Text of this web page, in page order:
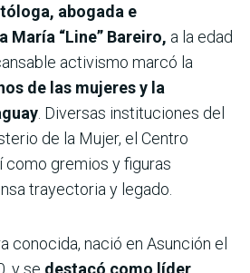
abogada e
María “Line” Bareiro, a la edad
activismo marcó la
de las mujeres y la
. Diversas instituciones del
de la Mujer, el Centro
como gremios y figuras
trayectoria y legado.
conocida, nació en Asunción el
y se destacó como líder